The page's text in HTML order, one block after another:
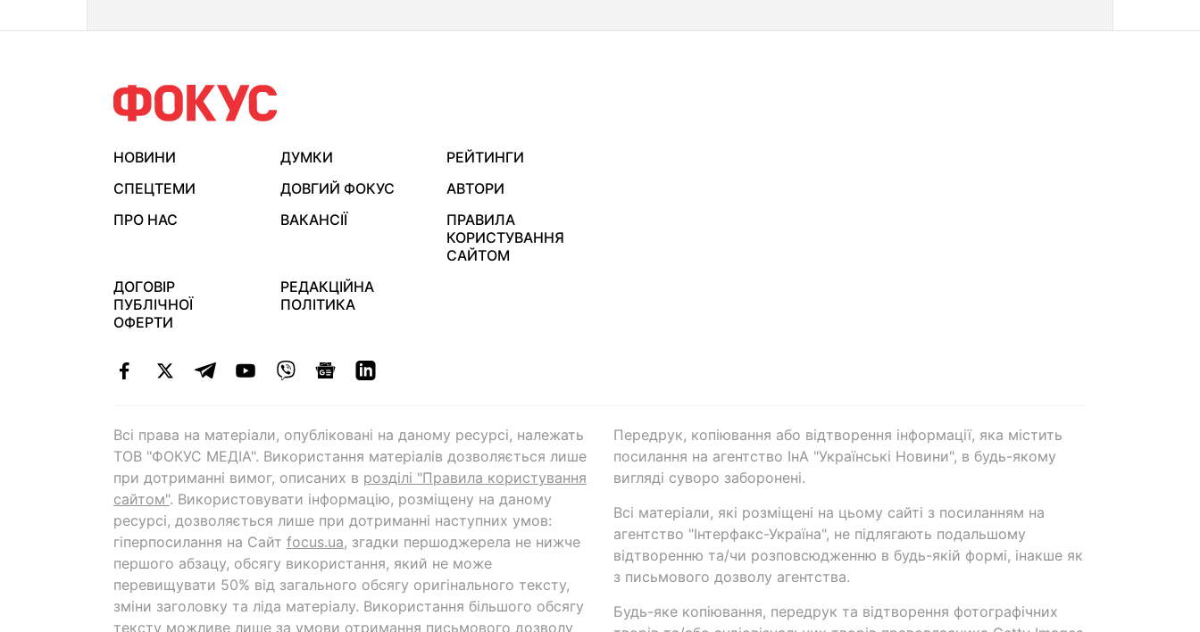
НОВИНИ ДУМКИ
РЕЙТИНГИ
СПЕЦТЕМИ
ДОВГИЙ ФОКУС
АВТОРИ
ПРО НАС
ВАКАНСІЇ
ПРАВИЛА
КОРИСТУВАННЯ
САЙТОМ
ДОГОВІР
ПУБЛІЧНОЇ
ОФЕРТИ
РЕДАКЦІЙНА
ПОЛІТИКА
Всі права на матеріали, опубліковані на даному ресурсі, належать
ТОВ "ФОКУС МЕДІА". Використання матеріалів дозволяється лише
при дотриманні вимог, описаних в розділі "Правила користування
сайтом". Використовувати інформацію, розміщену на даному
ресурсі, дозволяється лише при дотриманні наступних умов:
гіперпосилання на Cайт focus.ua, згадки першоджерела не нижче
першого абзацу, обсягу використання, який не може
перевищувати 50% від загального обсягу оригінального тексту,
зміни заголовку та ліда матеріалу. Використання більшого обсягу
тексту можливе лише за умови отримання письмового дозволу
Передрук, копіювання або відтворення інформації, яка містить
посилання на агентство ІнА "Українські Новини", в будь-якому
вигляді суворо заборонені.
Всі матеріали, які розміщені на цьому сайті з посиланням на
агентство "Інтерфакс-Україна", не підлягають подальшому
відтворенню та/чи розповсюдженню в будь-якій формі, інакше як
з письмового дозволу агентства.
Будь-яке копіювання, передрук та відтворення фотографічних